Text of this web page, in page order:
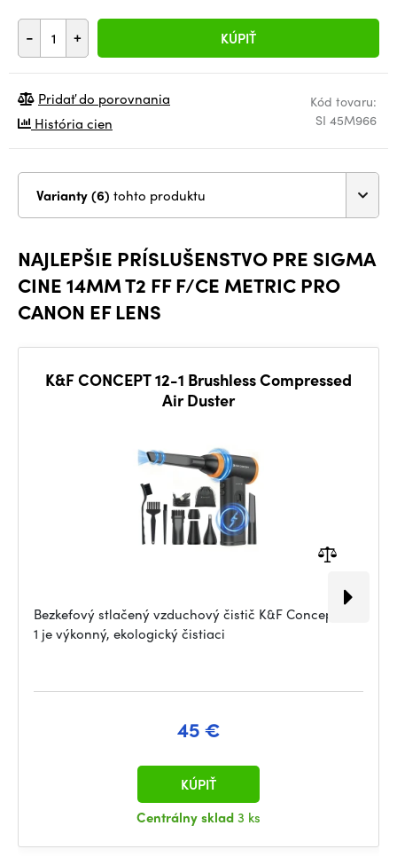
- + KÚPIŤ
Kód tovaru:
SI 45M966
Pridať do porovnania
História cien
Varianty (6) tohto produktu
NAJLEPŠIE PRÍSLUŠENSTVO PRE SIGMA
CINE 14MM T2 FF F/CE METRIC PRO
CANON EF LENS
K&F CONCEPT 12-1 Brushless Compressed
Air Duster
Bezkefový stlačený vzduchový čistič K&F Concept 12 v
1 je výkonný, ekologický čistiaci
45 €
Centrálny sklad3 ks
KÚPIŤ